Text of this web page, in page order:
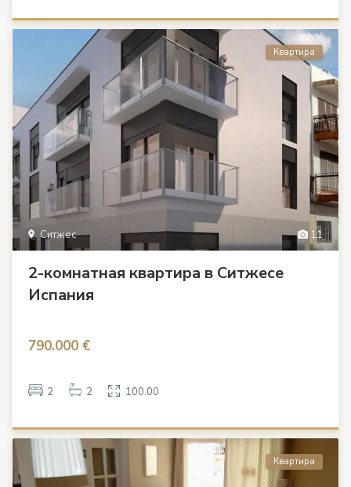
11
Ситжес
Квартира
2-комнатная квартира в Ситжесе
Испания
790.000 €
2 2 100.00
Квартира